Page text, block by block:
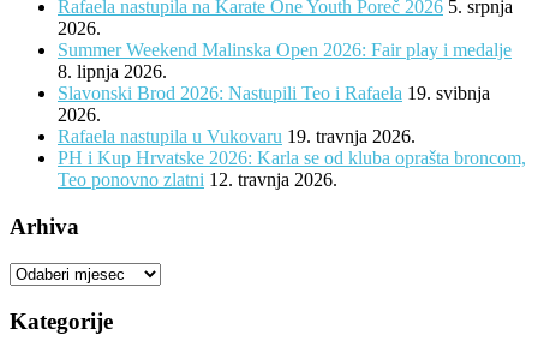
Rafaela nastupila na Karate One Youth Poreč 2026 5. srpnja
2026.
Summer Weekend Malinska Open 2026: Fair play i medalje
8. lipnja 2026.
Slavonski Brod 2026: Nastupili Teo i Rafaela 19. svibnja
2026.
Rafaela nastupila u Vukovaru 19. travnja 2026.
PH i Kup Hrvatske 2026: Karla se od kluba oprašta broncom,
Teo ponovno zlatni 12. travnja 2026.
Arhiva
Arhiva
Kategorije